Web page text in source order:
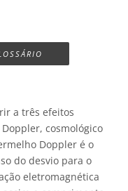
a três efeitos
cosmológico
Doppler é o
do desvio para o
eletromagnética